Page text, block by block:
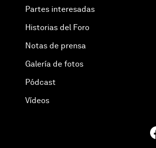
Partes interesadas
Historias del Foro
Notas de prensa
Galería de fotos
Pódcast
Vídeos